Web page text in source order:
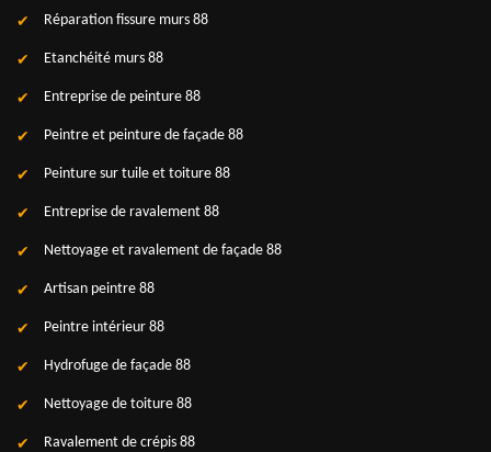
Réparation fissure murs 88
Etanchéité murs 88
Entreprise de peinture 88
Peintre et peinture de façade 88
Peinture sur tuile et toiture 88
Entreprise de ravalement 88
Nettoyage et ravalement de façade 88
Artisan peintre 88
Peintre intérieur 88
Hydrofuge de façade 88
Nettoyage de toiture 88
Ravalement de crépis 88